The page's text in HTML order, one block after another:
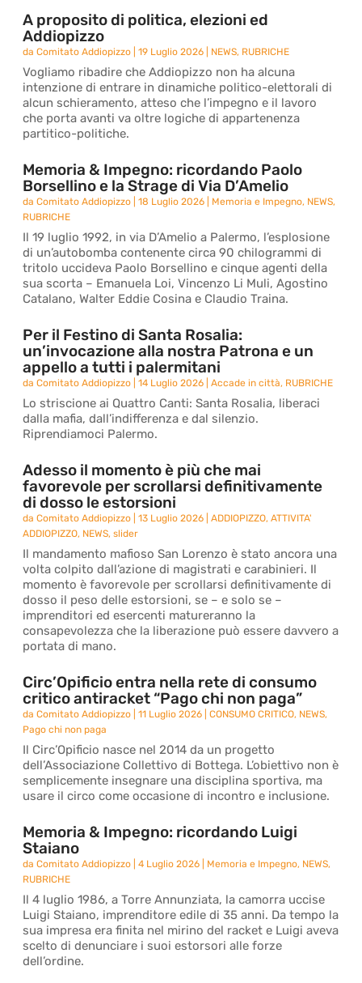
A proposito di politica, elezioni ed
Addiopizzo
daComitato Addiopizzo |19 Luglio 2026 NEWS, RUBRICHE
Vogliamo ribadire che Addiopizzo non ha alcuna
intenzione di entrare in dinamiche politico-elettorali di
alcun schieramento, atteso che l’impegno e il lavoro
che porta avanti va oltre logiche di appartenenza
partitico-politiche.
Memoria & Impegno: ricordando Paolo
Borsellino e la Strage di Via D’Amelio
daComitato Addiopizzo |18 Luglio 2026 Memoria e Impegno, NEWS,
RUBRICHE
Il 19 luglio 1992, in via D’Amelio a Palermo, l’esplosione
di un’autobomba contenente circa 90 chilogrammi di
tritolo uccideva Paolo Borsellino e cinque agenti della
sua scorta – Emanuela Loi, Vincenzo Li Muli, Agostino
Catalano, Walter Eddie Cosina e Claudio Traina.
Per il Festino di Santa Rosalia:
un’invocazione alla nostra Patrona e un
appello a tutti i palermitani
daComitato Addiopizzo |14 Luglio 2026 |Accade in città, RUBRICHE
Lo striscione ai Quattro Canti: Santa Rosalia, liberaci
dalla mafia, dall’indifferenza e dal silenzio.
Riprendiamoci Palermo.
Adesso il momento è più che mai
favorevole per scrollarsi definitivamente
di dosso le estorsioni
daComitato Addiopizzo |13 Luglio 2026 |ADDIOPIZZO,ATTIVITA'
ADDIOPIZZO, NEWS,slider
Il mandamento mafioso San Lorenzo è stato ancora una
volta colpito dall’azione di magistrati e carabinieri. Il
momento è favorevole per scrollarsi definitivamente di
dosso il peso delle estorsioni, se – e solo se –
imprenditori ed esercenti matureranno la
consapevolezza che la liberazione può essere davvero a
portata di mano.
Circ’Opificio entra nella rete di consumo
critico antiracket “Pago chi non paga”
daComitato Addiopizzo |11 Luglio 2026 |CONSUMO CRITICO, NEWS,
Pago chi non paga
Il Circ’Opificio nasce nel 2014 da un progetto
dell’Associazione Collettivo di Bottega. L’obiettivo non è
semplicemente insegnare una disciplina sportiva, ma
usare il circo come occasione di incontro e inclusione.
Memoria & Impegno: ricordando Luigi
Staiano
daComitato Addiopizzo |4 Luglio 2026 Memoria e Impegno, NEWS,
RUBRICHE
Il 4 luglio 1986, a Torre Annunziata, la camorra uccise
Luigi Staiano, imprenditore edile di 35 anni. Da tempo la
sua impresa era finita nel mirino del racket e Luigi aveva
scelto di denunciare i suoi estorsori alle forze
dell’ordine.